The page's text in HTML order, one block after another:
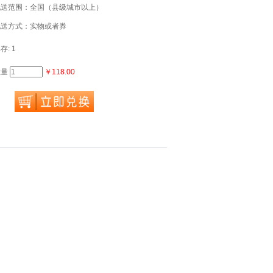
范围：全国（县级城市以上）
方式：实物或者券
: 1
￥118.00